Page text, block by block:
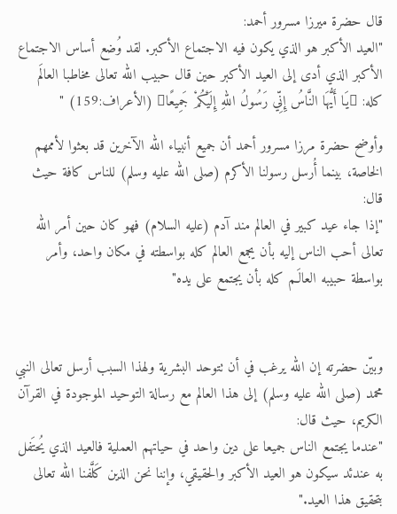
قال حضرة ميرزا مسرور أحمد:
"العيد الأكبر هو الذي يكون فيه الاجتماع الأكبر. لقد وُضع أساس الاجتماع
الأكبر الذي أدى إلى العيد الأكبر حين قال حبيب الله تعالى مخاطبا العالَم
كله: يَا أَيُّهَا النَّاسُ إِنِّي رَسُولُ اللهِ إِلَيْكُمْ جَمِيعًا (الأعراف:159) "
وأوضح حضرة مرزا مسرور أحمد أن جميع أنبياء الله الآخرين قد بعثوا لأممهم
الخاصة، بينما أُرسل رسولنا الأكرم (صلى الله عليه وسلم) للناس كافة حيث
قال:
"إذا جاء عيد كبير في العالم مند آدم (عليه السلام) فهو كان حين أمر الله
تعالى أحب الناس إليه بأن يجمع العالم كله بواسطته في مكان واحد، وأمر
بواسطة حبيبه العالَـم كله بأن يجتمع على يده"
وبيّن حضرته إن الله يرغب في أن تتوحد البشرية ولهذا السبب أرسل تعالى النبي
محمد (صلى الله عليه وسلم) إلى هذا العالم مع رسالة التوحيد الموجودة في القرآن
الكريم، حيث قال:
"عندما يجتمع الناس جميعا على دين واحد في حياتهم العملية فالعيد الذي يُحتَفل
به عندئد سيكون هو العيد الأكبر والحقيقي، وإننا نحن الذين كَلَّفنا الله تعالى
بتحقيق هذا العيد."